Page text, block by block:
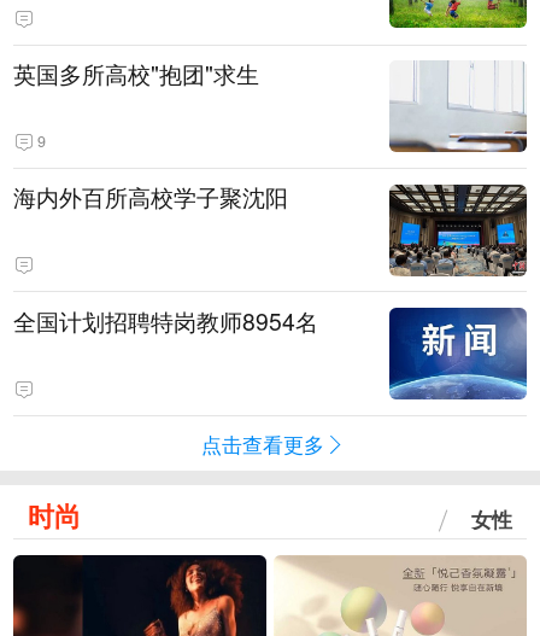
英国多所高校"抱团"求生
9
海内外百所高校学子聚沈阳
全国计划招聘特岗教师8954名
点击查看更多
时尚 女性